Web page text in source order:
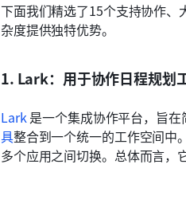
下面我们精选了15个支持协作
杂度提供独特优势。
1. Lark：用于协作日程规划
Lark 是一个集成协作平台，旨在
具整合到一个统一的工作空间中
多个应用之间切换。总体而言，